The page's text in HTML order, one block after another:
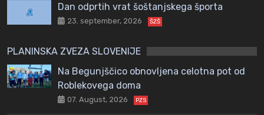
Dan odprtih vrat šoštanjskega športa
23. september, 2026 ŠZŠ
PLANINSKA ZVEZA SLOVENIJE
Na Begunjščico obnovljena celotna pot od
Roblekovega doma
07. August, 2026 PZS